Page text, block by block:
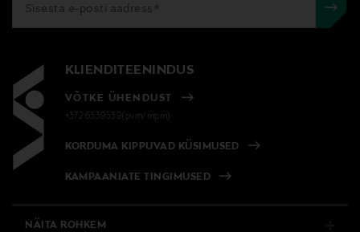
KLIENDITEENINDUS
VÕTKE ÜHENDUST
+372 6339539(pvm/mpm)
KORDUMA KIPPUVAD KÜSIMUSED
KAMPAANIATE TINGIMUSED
NÄITA ROHKEM